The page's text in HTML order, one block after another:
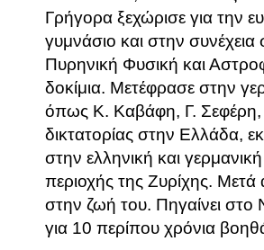
Γρήγορα ξεχώρισε για την
γυμνάσιο και στην
Πυρηνική Φυσική και
δοκίμια. Μετέφρασε στην
όπως Κ. Καβάφη, Γ. Σεφέρη,
δικτατορίας στην Ελλάδα,
στην ελληνική και
περιοχής της Ζυρίχης. Μετά
στην ζωή του. Πηγαίνει
για 10 περίπου χρόνια